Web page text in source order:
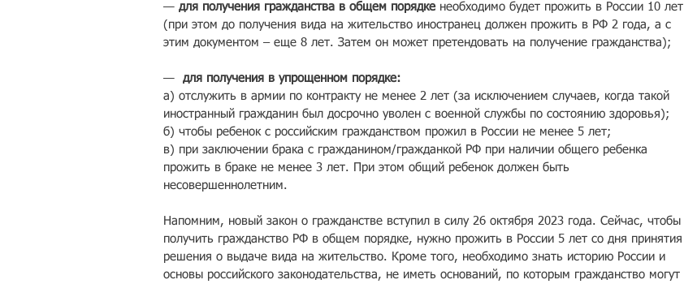
— для получения гражданства в общем порядке необходимо будет прожить в России 10 лет
(при этом до получения вида на жительство иностранец должен прожить в РФ 2 года, а с
этим документом – еще 8 лет. Затем он может претендовать на получение гражданства);
— для получения в упрощенном порядке:
а) отслужить в армии по контракту не менее 2 лет (за исключением случаев, когда такой
иностранный гражданин был досрочно уволен с военной службы по состоянию здоровья);
б) чтобы ребенок с российским гражданством прожил в России не менее 5 лет;
в) при заключении брака с гражданином/гражданкой РФ при наличии общего ребенка
прожить в браке не менее 3 лет. При этом общий ребенок должен быть
несовершеннолетним.
Напомним, новый закон о гражданстве вступил в силу 26 октября 2023 года. Сейчас, чтобы
получить гражданство РФ в общем порядке, нужно прожить в России 5 лет со дня принятия
решения о выдаче вида на жительство. Кроме того, необходимо знать историю России и
основы российского законодательства, не иметь оснований, по которым гражданство могут